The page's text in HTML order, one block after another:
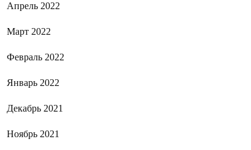
Апрель 2022
Март 2022
Февраль 2022
Январь 2022
Декабрь 2021
Ноябрь 2021